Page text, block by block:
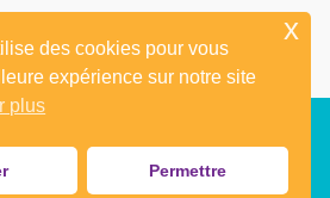
des cookies pour vous
expérience sur notre site
plus
Permettre
x